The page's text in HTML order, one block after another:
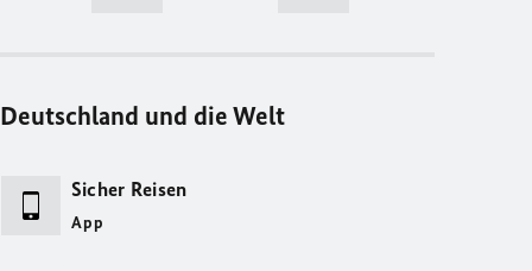
Deutschland und die Welt
Sicher Reisen
App